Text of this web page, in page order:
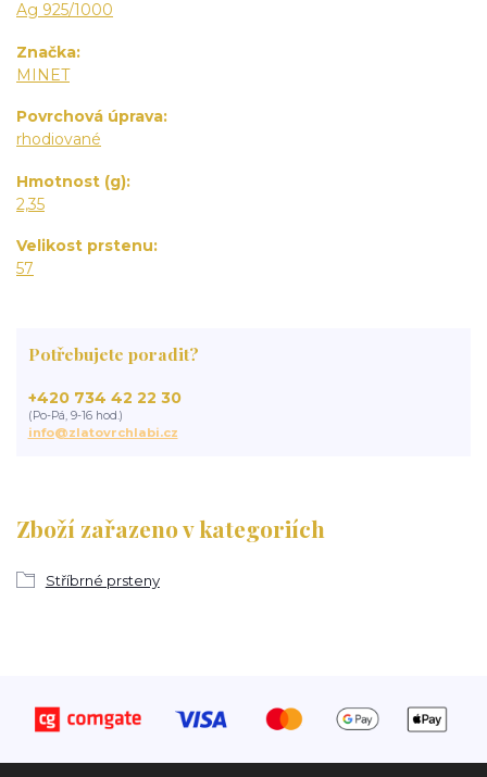
Ag 925/1000
Značka
MINET
Povrchová úprava
rhodiované
Hmotnost (g)
2,35
Velikost prstenu
57
Zboží zařazeno v kategoriích
Stříbrné prsteny
Potřebujete poradit?
+420 734 42 22 30
(Po-Pá, 9-16 hod.)
info@zlatovrchlabi.cz